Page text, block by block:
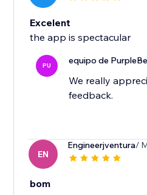
Excelent
the app is spectacular
PU equipo de
We really
feedback.
EN
Engineerjventura/
bom